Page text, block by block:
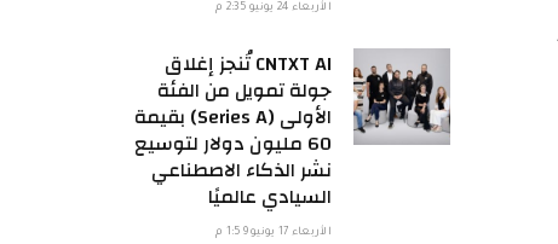
الأربعاء 24 يونيو 2:35 م
CNTXT AI تُنجز إغلاق
جولة تمويل من الفئة
الأولى (Series A) بقيمة
60 مليون دولار لتوسيع
نشر الذكاء الاصطناعي
السيادي عالميًا
الأربعاء 17 يونيو 1:59 م